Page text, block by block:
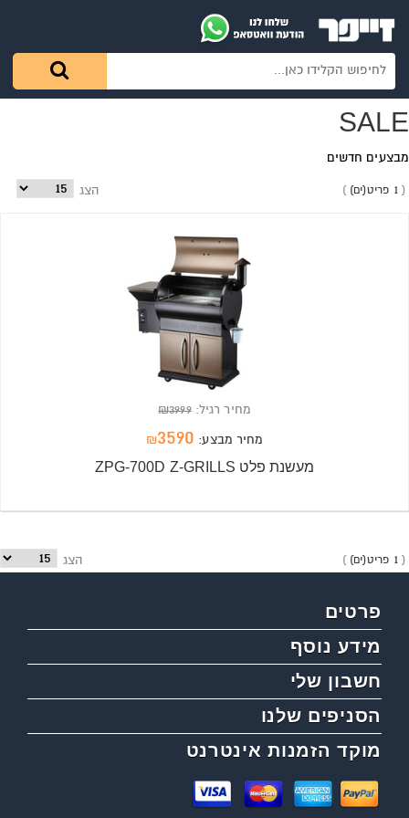
SALE
מבצעים חדשים
1 פריט(ים) הצג
מחיר רגיל: ₪3999
מחיר מבצע: ₪3590
מעשנת פלט ZPG-700D Z-GRILLS
1 פריט(ים) הצג
פרטים
מידע נוסף
חשבון שלי
הסניפים שלנו
מוקד הזמנות אינטרנט